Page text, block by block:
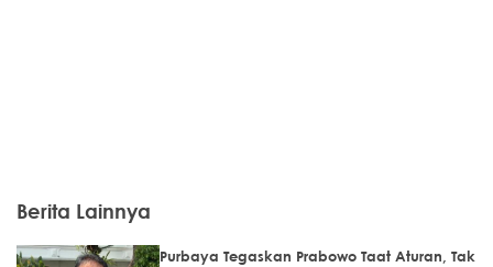
Berita Lainnya
Purbaya Tegaskan Prabowo Taat Aturan, Tak